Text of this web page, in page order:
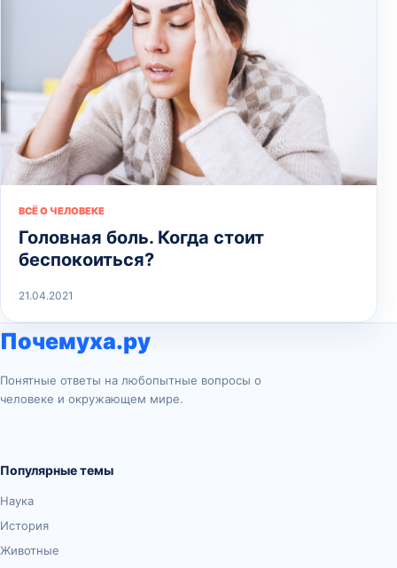
ВСЁ О ЧЕЛОВЕКЕ
Головная боль. Когда стоит
беспокоиться?
21.04.2021
Почемуха.ру
Понятные ответы на любопытные вопросы о
человеке и окружающем мире.
Популярные темы
Наука
История
Животные